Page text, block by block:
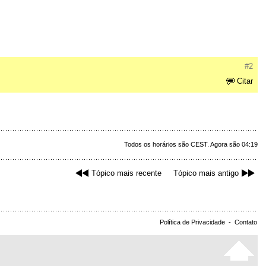
#2
Citar
Todos os horários são CEST. Agora são 04:19
Tópico mais recente Tópico mais antigo
Política de Privacidade - Contato